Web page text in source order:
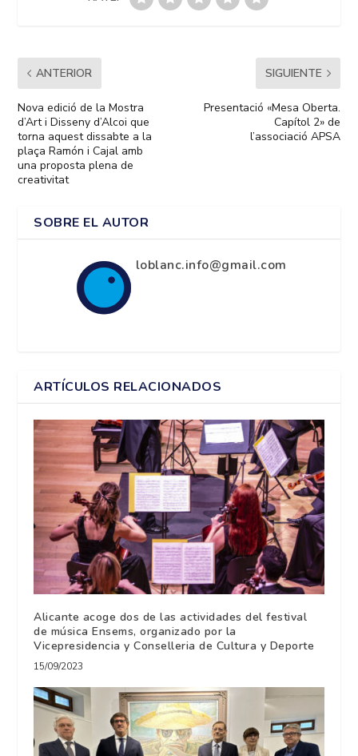
ANTERIOR
Nova edició de la Mostra
d’Art i Disseny d’Alcoi que
torna aquest dissabte a la
plaça Ramón i Cajal amb
una proposta plena de
creativitat
SIGUIENTE
Presentació «Mesa Oberta.
Capítol 2» de
l’associació APSA
SOBRE EL AUTOR
loblanc.info@gmail.com
ARTÍCULOS RELACIONADOS
Alicante acoge dos de las actividades del festival
de música Ensems, organizado por la
Vicepresidencia y Conselleria de Cultura y Deporte
15/09/2023